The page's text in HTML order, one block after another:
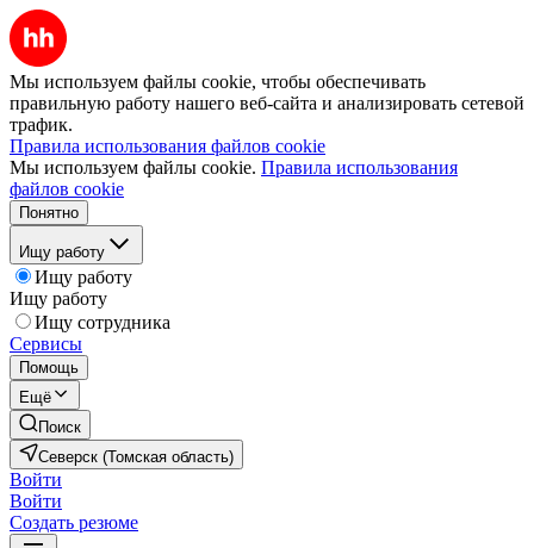
Мы используем файлы cookie, чтобы обеспечивать
правильную работу нашего веб-сайта и анализировать сетевой
трафик.
Правила использования файлов cookie
Мы используем файлы cookie. Правила использования
файлов cookie
Понятно
Ищу работу
Ищу работу
Ищу работу
Ищу сотрудника
Сервисы
Помощь
Ещё
Поиск
Северск (Томская область)
Войти
Войти
Создать резюме